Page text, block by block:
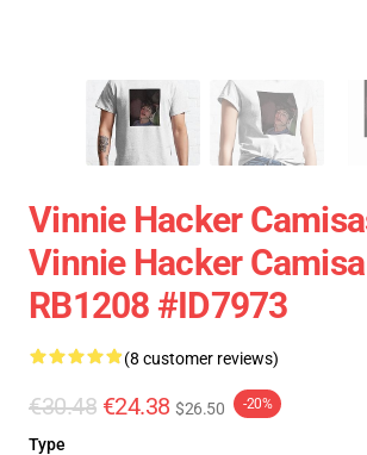
Vinnie Hacker
Vinnie Hacker
RB1208 #ID7973
(8 customer reviews)
€30.48 €24.38 $26.50 -20%
Type